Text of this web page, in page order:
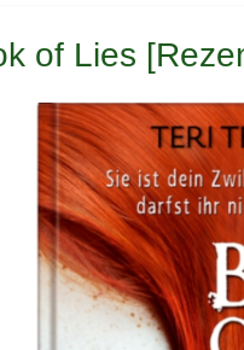
of Lies